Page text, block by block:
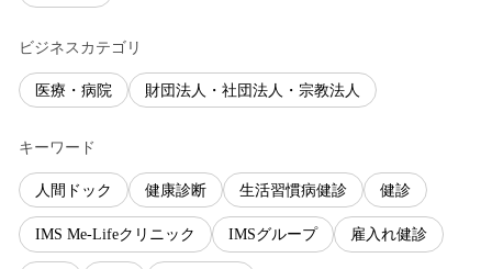
ビジネスカテゴリ
医療・病院 財団法人・社団法人・宗教法人
キーワード
人間ドック 健康診断 生活習慣病健診 健診
IMS Me-Lifeクリニック IMSグループ 雇入れ健診